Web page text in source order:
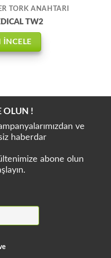
TORK ANAHTARI
TW2
İNCELE
OLUN !
ve
haberdar
abone olun